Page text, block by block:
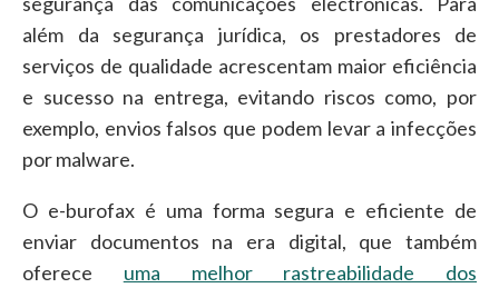
além da segurança jurídica, os prestadores de
serviços de qualidade acrescentam maior eficiência
e sucesso na entrega, evitando riscos como, por
exemplo, envios falsos que podem levar a infecções
por malware.
O e-burofax é uma forma segura e eficiente de
enviar documentos na era digital, que também
oferece uma melhor rastreabilidade dos